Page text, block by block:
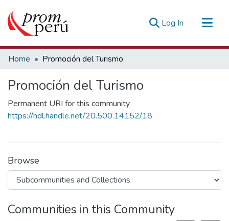
Log In (current)
Communities & Collections
Statistics
Estadísticas Externas
Home Promoción del Turismo
Promoción del Turismo
Permanent URI for this community
https://hdl.handle.net/20.500.14152/18
Browse
Communities in this Community